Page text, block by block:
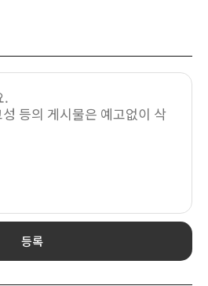
등록